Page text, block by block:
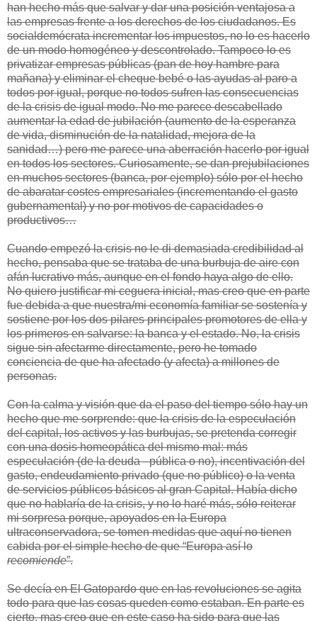
han hecho más que salvar y dar una posición ventajosa a
las empresas frente a los derechos de los ciudadanos. Es
socialdemócrata incrementar los impuestos, no lo es hacerlo
de un modo homogéneo y descontrolado. Tampoco lo es
privatizar empresas públicas (pan de hoy hambre para
mañana) y eliminar el cheque bebé o las ayudas al paro a
todos por igual, porque no todos sufren las consecuencias
de la crisis de igual modo. No me parece descabellado
aumentar la edad de jubilación (aumento de la esperanza
de vida, disminución de la natalidad, mejora de la
sanidad…) pero me parece una aberración hacerlo por igual
en todos los sectores. Curiosamente, se dan prejubilaciones
en muchos sectores (banca, por ejemplo) sólo por el hecho
de abaratar costes empresariales (incrementando el gasto
gubernamental) y no por motivos de capacidades o
productivos…
Cuando empezó la crisis no le di demasiada credibilidad al
hecho, pensaba que se trataba de una burbuja de aire con
afán lucrativo más, aunque en el fondo haya algo de ello.
No quiero justificar mi ceguera inicial, mas creo que en parte
fue debida a que nuestra/mi economía familiar se sostenía y
sostiene por los dos pilares principales promotores de ella y
los primeros en salvarse: la banca y el estado. No, la crisis
sigue sin afectarme directamente, pero he tomado
conciencia de que ha afectado (y afecta) a millones de
personas.
Con la calma y visión que da el paso del tiempo sólo hay un
hecho que me sorprende: que la crisis de la especulación
del capital, los activos y las burbujas, se pretenda corregir
con una dosis homeopática del mismo mal: más
especulación (de la deuda –pública o no), incentivación del
gasto, endeudamiento privado (que no público) o la venta
de servicios públicos básicos al gran Capital. Había dicho
que no hablaría de la crisis, y no lo haré más, sólo reiterar
mi sorpresa porque, apoyados en la Europa
ultraconservadora, se tomen medidas que aquí no tienen
cabida por el simple hecho de que “Europa así lo
recomiende”.
Se decía en El Gatopardo que en las revoluciones se agita
todo para que las cosas queden como estaban. En parte es
cierto, mas creo que en este caso ha sido para que las